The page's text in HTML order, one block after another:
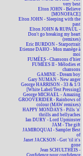
very best
Elton JOHN - Believe
[MONOFACE]
Elton JOHN - Sleeping with the
past
Elton JOHN & RUPAUL -
Don't go breaking my heart
(remixes)
Eric BURDON - Starportrait
Etienne DAHO - Mon manège à
moi
FUMÉES - Chansons d'hier
FUMÉES II - Mélodies et
chansons
GAMINE - Dream boy
Gary NUMAN - New anger
George HARRISON - 33 & 1/3
[White Label/Test Pressing]
George MICHAEL - Amazing
GROOVERIDER - Rainbows of
colour (MAW remixes)
HAPPY MONDAYS - Pills 'n'
thrills and bellyaches
Ian DURY - Lord Upminster
JAM - The gift
JAMIROQUAI - Sampler Best
of
Janet JACKSON - Got 'til it's
gone
Jean SCHULTHEIS -
Confidence pour confidence